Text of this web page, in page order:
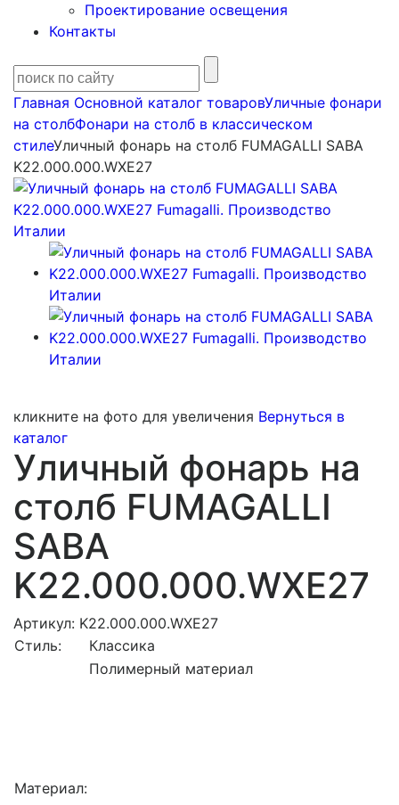
Проектирование освещения
Контакты
Главная Основной каталог товаровУличные фонари
на столбФонари на столб в классическом
стилеУличный фонарь на столб FUMAGALLI SABA
K22.000.000.WXE27
кликните на фото для увеличения Вернуться в
каталог
Уличный фонарь на
столб FUMAGALLI
SABA
K22.000.000.WXE27
Артикул: K22.000.000.WXE27
Стиль:
Классика
Материал:
Полимерный материал